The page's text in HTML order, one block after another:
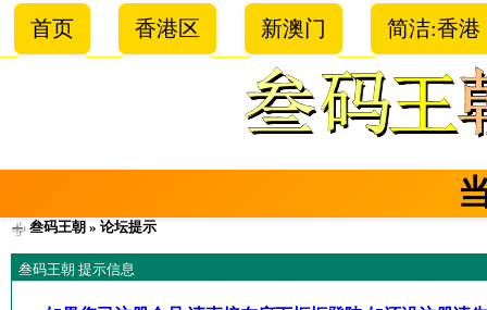
首页 香港区 新澳门 简洁:香港
叁码王朝 » 论坛提示
叁码王朝 提示信息